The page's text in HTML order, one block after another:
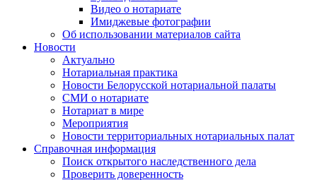
Видео о нотариате
Имиджевые фотографии
Об использовании материалов сайта
Новости
Актуально
Нотариальная практика
Новости Белорусской нотариальной палаты
СМИ о нотариате
Нотариат в мире
Мероприятия
Новости территориальных нотариальных палат
Справочная информация
Поиск открытого наследственного дела
Проверить доверенность